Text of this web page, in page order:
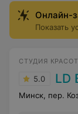
Онлайн-
Показать
СТУДИЯ
5.0 LD
Минск, пер.